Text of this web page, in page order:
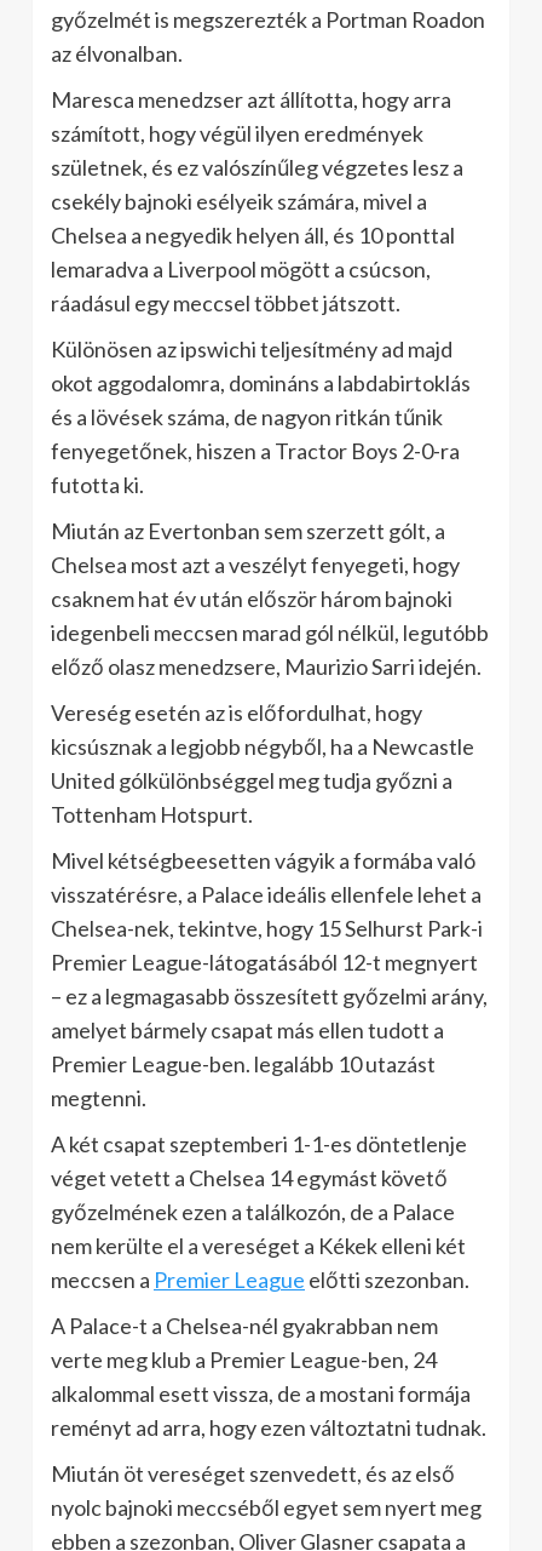
győzelmét is megszerezték a Portman Roadon
az élvonalban.
Maresca menedzser azt állította, hogy arra
számított, hogy végül ilyen eredmények
születnek, és ez valószínűleg végzetes lesz a
csekély bajnoki esélyeik számára, mivel a
Chelsea a negyedik helyen áll, és 10 ponttal
lemaradva a Liverpool mögött a csúcson,
ráadásul egy meccsel többet játszott.
Különösen az ipswichi teljesítmény ad majd
okot aggodalomra, domináns a labdabirtoklás
és a lövések száma, de nagyon ritkán tűnik
fenyegetőnek, hiszen a Tractor Boys 2-0-ra
futotta ki.
Miután az Evertonban sem szerzett gólt, a
Chelsea most azt a veszélyt fenyegeti, hogy
csaknem hat év után először három bajnoki
idegenbeli meccsen marad gól nélkül, legutóbb
előző olasz menedzsere, Maurizio Sarri idején.
Vereség esetén az is előfordulhat, hogy
kicsúsznak a legjobb négyből, ha a Newcastle
United gólkülönbséggel meg tudja győzni a
Tottenham Hotspurt.
Mivel kétségbeesetten vágyik a formába való
visszatérésre, a Palace ideális ellenfele lehet a
Chelsea-nek, tekintve, hogy 15 Selhurst Park-i
Premier League-látogatásából 12-t megnyert
– ez a legmagasabb összesített győzelmi arány,
amelyet bármely csapat más ellen tudott a
Premier League-ben. legalább 10 utazást
megtenni.
A két csapat szeptemberi 1-1-es döntetlenje
véget vetett a Chelsea 14 egymást követő
győzelmének ezen a találkozón, de a Palace
nem kerülte el a vereséget a Kékek elleni két
meccsen a Premier League előtti szezonban.
A Palace-t a Chelsea-nél gyakrabban nem
verte meg klub a Premier League-ben, 24
alkalommal esett vissza, de a mostani formája
reményt ad arra, hogy ezen változtatni tudnak.
Miután öt vereséget szenvedett, és az első
nyolc bajnoki meccséből egyet sem nyert meg
ebben a szezonban, Oliver Glasner csapata a